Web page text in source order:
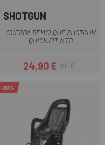
SHOTGUN
CUERDA REMOLQUE SHOTGUN
QUICK FIT MTB
Precio
24,90 €Precio regular
60 €
-30%